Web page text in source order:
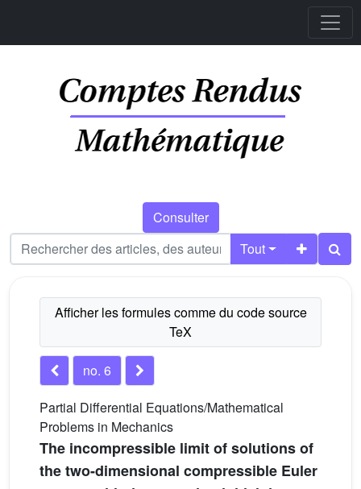
Consulter
Tout
no. 6
Partial Differential Equations/Mathematical
Problems in Mechanics
The incompressible limit of solutions of
the two-dimensional compressible Euler